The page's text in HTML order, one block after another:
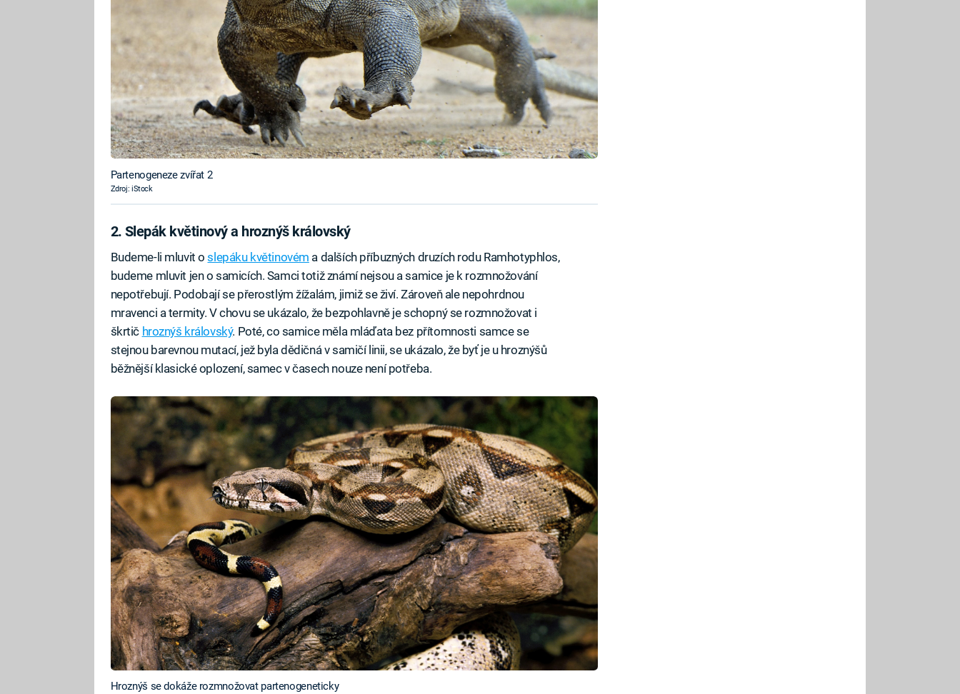
Partenogeneze zvířat 2
Zdroj: iStock
2. Slepák květinový a hroznýš královský
Budeme-li mluvit oslepáku květinovém a dalších příbuzných druzích rodu Ramhotyphlos,
budeme mluvit jen o samicích. Samci totiž známí nejsou a samice je k rozmnožování
nepotřebují. Podobají se přerostlým žížalám, jimiž se živí. Zároveň ale nepohrdnou
mravenci a termity. V chovu se ukázalo, že bezpohlavně je schopný se rozmnožovat i
škrtič hroznýš královský. Poté, co samice měla mláďata bez přítomnosti samce se
stejnou barevnou mutací, jež byla dědičná v samičí linii, se ukázalo, že byť je u hroznýšů
běžnější klasické oplození, samec v časech nouze není potřeba.
Hroznýš se dokáže rozmnožovat partenogeneticky